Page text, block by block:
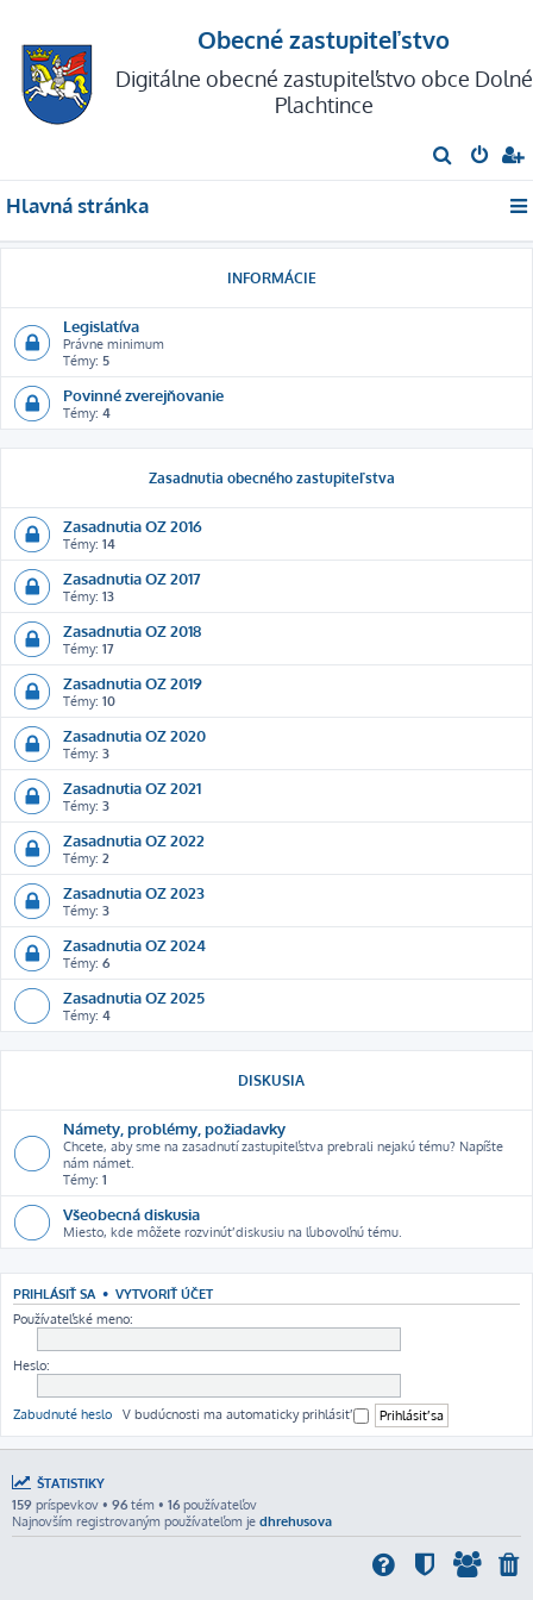
Obecné zastupiteľstvo
Digitálne obecné zastupiteľstvo obce Dolné
Plachtince
ľ
d
Hlavná stránka
INFORMÁCIE
Legislatíva
Právne minimum
Témy: 5
Povinné zverejňovanie
Témy: 4
Zasadnutia obecného zastupiteľstva
Zasadnutia OZ 2016
Témy: 14
Zasadnutia OZ 2017
Témy: 13
Zasadnutia OZ 2018
Témy: 17
Zasadnutia OZ 2019
Témy: 10
Zasadnutia OZ 2020
Témy: 3
Zasadnutia OZ 2021
Témy: 3
Zasadnutia OZ 2022
Témy: 2
Zasadnutia OZ 2023
Témy: 3
Zasadnutia OZ 2024
Témy: 6
Zasadnutia OZ 2025
Témy: 4
DISKUSIA
Námety, problémy, požiadavky
Chcete, aby sme na zasadnutí zastupiteľstva prebrali nejakú tému? Napíšte
nám námet.
Témy: 1
Všeobecná diskusia
Miesto, kde môžete rozvinúť diskusiu na ľubovoľnú tému.
PRIHLÁSIŤ SA • VYTVORIŤ ÚČET
Používateľské meno:
Heslo:
Zabudnuté heslo V budúcnosti ma automaticky prihlásiť
ŠTATISTIKY
159 príspevkov • 96 tém • 16 používateľov
Najnovším registrovaným používateľom je dhrehusova